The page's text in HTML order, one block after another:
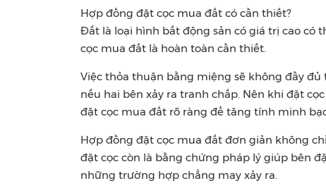
Hợp đồng đặt cọc mua đất có cần thiết?
Đất là loại hình bất động sản có giá trị cao có
cọc mua đất là hoàn toàn cần thiết.
Việc thỏa thuận bằng miệng sẽ không đầy
nếu hai bên xảy ra tranh chấp. Nên khi đặt
đặt cọc mua đất rõ ràng để tăng tính minh
Hợp đồng đặt cọc mua đất đơn giản không
đặt cọc còn là bằng chứng pháp lý giúp bên
những trường hợp chẳng may xảy ra.